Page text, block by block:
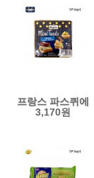
프랑스 파스퀴에
파스키에 미니토스트
3,170원